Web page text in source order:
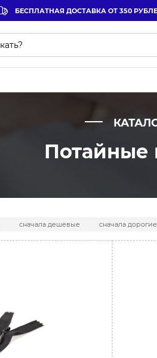
БЕСПЛАТНАЯ ДОСТАВКА ОТ 350
Потайные
сначала дешевые сначала дорогие